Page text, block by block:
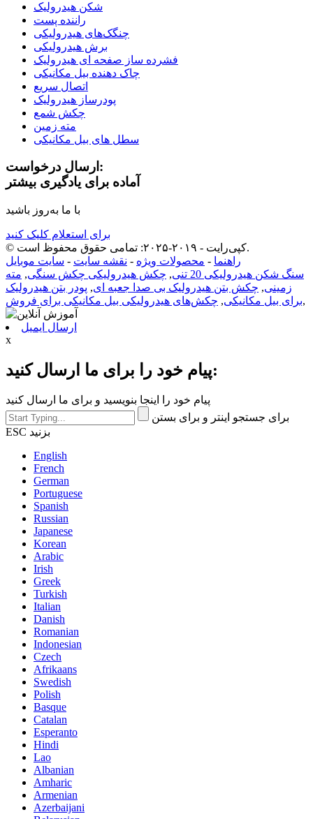
شکن هیدرولیک
راننده پست
چنگک‌های هیدرولیکی
برش هیدرولیکی
فشرده ساز صفحه ای هیدرولیک
چاک دهنده بیل مکانیکی
اتصال سریع
پودرساز هیدرولیک
چکش شمع
مته زمین
سطل های بیل مکانیکی
ارسال درخواست:
آماده برای یادگیری بیشتر
با ما به‌روز باشید
برای استعلام کلیک کنید
© کپی‌رایت - ۲۰۱۹-۲۰۲۵: تمامی حقوق محفوظ است.
راهنما - محصولات ویژه - نقشه سایت - سایت موبایل
سنگ شکن هیدرولیکی 20 تنی
, چکش هیدرولیکی چکش سنگی, مته
زمینی, چکش بتن هیدرولیک بی صدا جعبه ای, پودر بتن هیدرولیک
برای بیل مکانیکی, چکش‌های هیدرولیکی بیل مکانیکی برای فروش ,
ارسال ایمیل
x
پیام خود را برای ما ارسال کنید:
پیام خود را اینجا بنویسید و برای ما ارسال کنید
برای جستجو اینتر و برای بستن
ESC بزنید
English
French
German
Portuguese
Spanish
Russian
Japanese
Korean
Arabic
Irish
Greek
Turkish
Italian
Danish
Romanian
Indonesian
Czech
Afrikaans
Swedish
Polish
Basque
Catalan
Esperanto
Hindi
Lao
Albanian
Amharic
Armenian
Azerbaijani